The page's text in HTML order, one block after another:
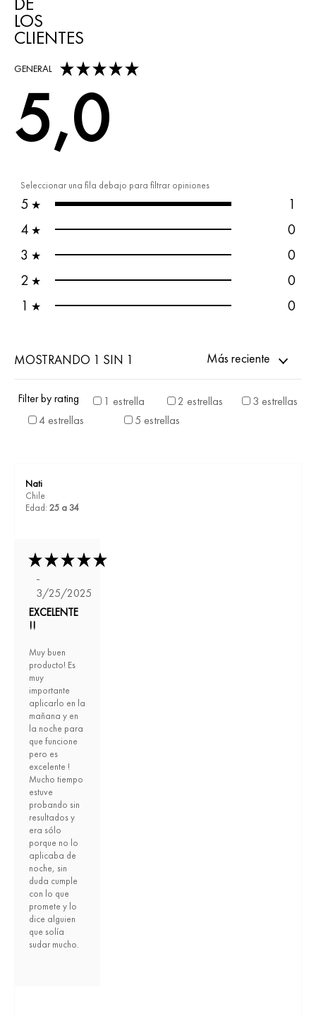
Seleccionar una fila debajo para filtrar opiniones
5 ★
1
4 ★
0
3 ★
0
2 ★
0
1 ★ 0
LOS
CLIENTES
GENERAL
5,0 out of 5 stars
5,0
MOSTRANDO 1 SIN 1 Más reciente
Filter by rating 1 estrella 2 estrellas
3 estrellas
4 estrellas
5 estrellas
Nati
Chile
Edad: 25 a 34
-
3/25/2025
EXCELENTE
!!
Muy buen
producto! Es
muy
importante
aplicarlo en la
mañana y en
la noche para
que funcione
pero es
excelente !
Mucho tiempo
estuve
probando sin
resultados y
era sólo
porque no lo
aplicaba de
noche, sin
duda cumple
con lo que
promete y lo
dice alguien
que solía
sudar mucho.